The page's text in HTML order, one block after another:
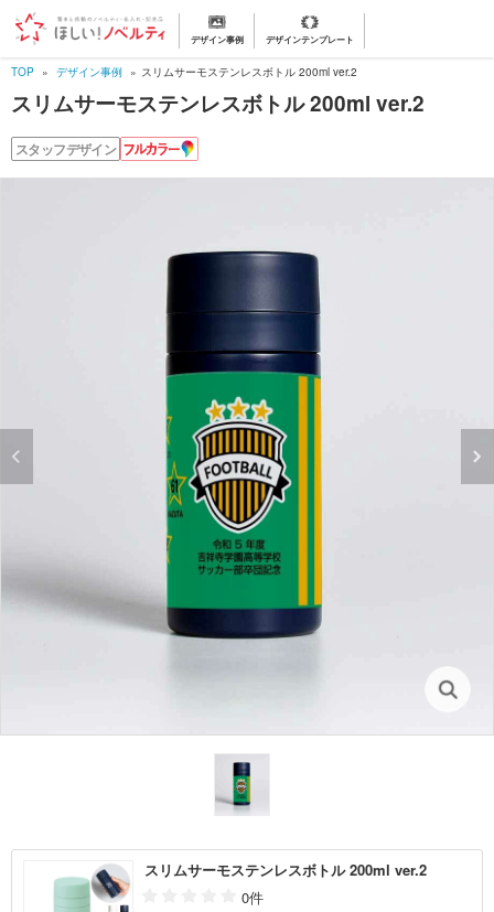
デザイン事例 デザインテンプレート
TOP デザイン事例 スリムサーモステンレスボトル 200ml ver.2
スリムサーモステンレスボトル 200ml ver.2
スタッフデザインフ
ル
カ
スリムサーモステンレスボトル 200ml ver.2
0件